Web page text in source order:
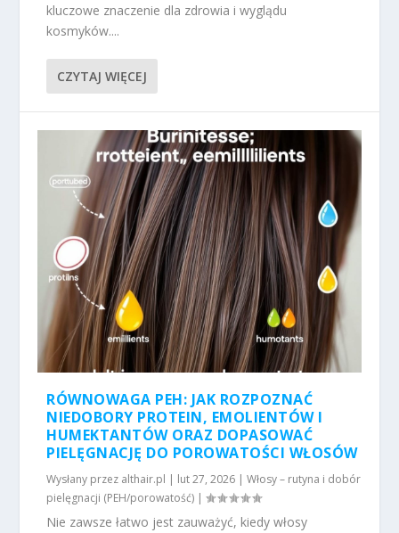
kluczowe znaczenie dla zdrowia i wyglądu
kosmyków....
CZYTAJ WIĘCEJ
RÓWNOWAGA PEH: JAK ROZPOZNAĆ
NIEDOBORY PROTEIN, EMOLIENTÓW I
HUMEKTANTÓW ORAZ DOPASOWAĆ
PIELĘGNACJĘ DO POROWATOŚCI WŁOSÓW
Wysłany przez althair.pl | lut 27, 2026 |Włosy – rutyna i dobór
pielęgnacji (PEH/porowatość) |
Nie zawsze łatwo jest zauważyć, kiedy włosy